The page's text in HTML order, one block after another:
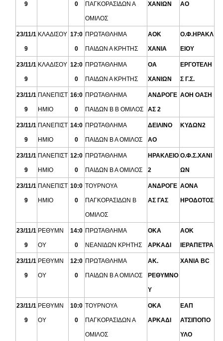
9 0 ΠΑΓΚΟΡΑΣΙΔΩΝ Α
ΟΜΙΛΟΣ
ΧΑΝΙΩΝ ΑΟ
23/11/1
9
ΚΛΑΔΙΣΟΥ 17:0
0
ΠΡΩΤΑΘΛΗΜΑ
ΠΑΙΔΩΝ Α ΚΡΗΤΗΣ
AOK
XANΙΑ
Ο.Φ.ΗΡΑΚΛ
ΕΙΟΥ
23/11/1
9
ΚΛΑΔΙΣΟΥ 12:0
0
ΠΡΩΤΑΘΛΗΜΑ
ΠΑΙΔΩΝ Α ΚΡΗΤΗΣ
ΟΑ
ΧΑΝΙΩΝ
ΕΡΓΟΤΕΛΗ
Σ Γ.Σ.
23/11/1
9
ΠΑΝΕΠΙΣΤ
ΗΜΙΟ
16:0
0
ΠΡΩΤΑΘΛΗΜΑ
ΠΑΙΔΩΝ Β Β ΟΜΙΛΟΣ
ΑΝΔΡΟΓΕ
ΑΣ 2
ΑΟΗ ΟΑΣΗ
23/11/1
9
ΠΑΝΕΠΙΣΤ
ΗΜΙΟ
14:0
0
ΠΡΩΤΑΘΛΗΜΑ
ΠΑΙΔΩΝ Β Α ΟΜΙΛΟΣ
ΔΕΙΛΙΝΟ
ΑΟ
ΚΥΔΩΝ2
23/11/1
9
ΠΑΝΕΠΙΣΤ
ΗΜΙΟ
12:0
0
ΠΡΩΤΑΘΛΗΜΑ
ΠΑΙΔΩΝ Β Α ΟΜΙΛΟΣ
ΗΡΑΚΛΕΙΟ
2
Ο.Φ.Σ.ΧΑΝΙ
ΩΝ
23/11/1
9
ΠΑΝΕΠΙΣΤ
ΗΜΙΟ
10:0
0
ΤΟΥΡΝΟΥΑ
ΠΑΓΚΟΡΑΣΙΔΩΝ Β
ΟΜΙΛΟΣ
ΑΝΔΡΟΓΕ
ΑΣ ΓΑΣ
ΑΟΝΑ
ΗΡΟΔΟΤΟΣ
23/11/1
9
ΡΕΘΥΜΝ
ΟΥ
14:0
0
ΠΡΩΤΑΘΛΗΜΑ
ΝΕΑΝΙΔΩΝ ΚΡΗΤΗΣ
ΟΚΑ
ΑΡΚΑΔΙ
ΑΟΚ
ΙΕΡΑΠΕΤΡΑ
23/11/1
9
ΡΕΘΥΜΝ
ΟΥ
12:0
0
ΠΡΩΤΑΘΛΗΜΑ
ΠΑΙΔΩΝ Β Α ΟΜΙΛΟΣ
ΑΚ.
ΡΕΘΥΜΝΟ
Υ
ΧΑΝΙΑ BC
23/11/1
9
ΡΕΘΥΜΝ
ΟΥ
10:0
0
ΤΟΥΡΝΟΥΑ
ΠΑΓΚΟΡΑΣΙΔΩΝ Α
ΟΜΙΛΟΣ
ΟΚΑ
ΑΡΚΑΔΙ
ΕΑΠ
ΑΤΣΙΠΟΠΟ
ΥΛΟ